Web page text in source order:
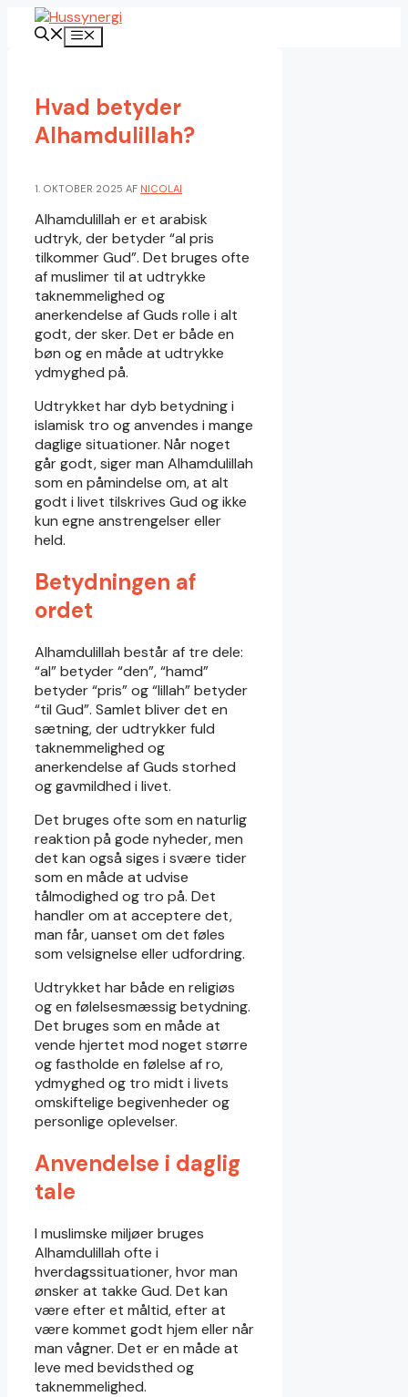
Menu
Hvad betyder
Alhamdulillah?
1. OKTOBER 2025 AF NICOLAI
Alhamdulillah er et arabisk
udtryk, der betyder “al pris
tilkommer Gud”. Det bruges ofte
af muslimer til at udtrykke
taknemmelighed og
anerkendelse af Guds rolle i alt
godt, der sker. Det er både en
bøn og en måde at udtrykke
ydmyghed på.
Udtrykket har dyb betydning i
islamisk tro og anvendes i mange
daglige situationer. Når noget
går godt, siger man Alhamdulillah
som en påmindelse om, at alt
godt i livet tilskrives Gud og ikke
kun egne anstrengelser eller
held.
Betydningen af
ordet
Alhamdulillah består af tre dele:
“al” betyder “den”, “hamd”
betyder “pris” og “lillah” betyder
“til Gud”. Samlet bliver det en
sætning, der udtrykker fuld
taknemmelighed og
anerkendelse af Guds storhed
og gavmildhed i livet.
Det bruges ofte som en naturlig
reaktion på gode nyheder, men
det kan også siges i svære tider
som en måde at udvise
tålmodighed og tro på. Det
handler om at acceptere det,
man får, uanset om det føles
som velsignelse eller udfordring.
Udtrykket har både en religiøs
og en følelsesmæssig betydning.
Det bruges som en måde at
vende hjertet mod noget større
og fastholde en følelse af ro,
ydmyghed og tro midt i livets
omskiftelige begivenheder og
personlige oplevelser.
Anvendelse i daglig
tale
I muslimske miljøer bruges
Alhamdulillah ofte i
hverdagssituationer, hvor man
ønsker at takke Gud. Det kan
være efter et måltid, efter at
være kommet godt hjem eller når
man vågner. Det er en måde at
leve med bevidsthed og
taknemmelighed.